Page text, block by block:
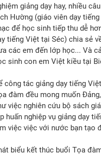
giảng dạy hay, nhiều
Hường (giáo viên dạy
để học sinh tiếp thu dễ
tiếng Việt tại Séc) chia sẻ
các em đến lớp học... Và
sinh con em Việt kiều tại
công tác giảng dạy tiếng
đàm đều mong muốn
việc nghiên cứu bộ sách
huấn nghiệp vụ giảng dạy
việc việc với nước bạn tạo
biểu kết thúc buổi Tọa